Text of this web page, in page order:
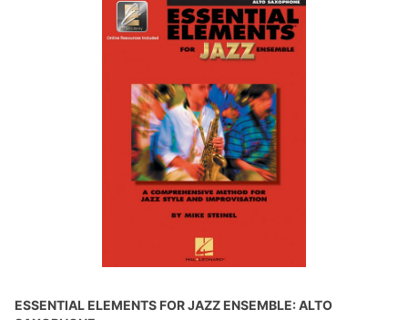
ESSENTIAL ELEMENTS FOR JAZZ ENSEMBLE: ALTO